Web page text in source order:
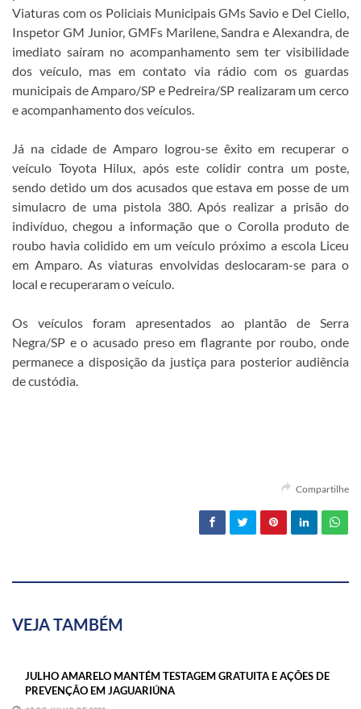
Viaturas com os Policiais Municipais GMs Savio e Del Ciello,
Inspetor GM Junior, GMFs Marilene, Sandra e Alexandra, de
imediato saíram no acompanhamento sem ter visibilidade
dos veículo, mas em contato via rádio com os guardas
municipais de Amparo/SP e Pedreira/SP realizaram um cerco
e acompanhamento dos veículos.
Já na cidade de Amparo logrou-se êxito em recuperar o
veículo Toyota Hilux, após este colidir contra um poste,
sendo detido um dos acusados que estava em posse de um
simulacro de uma pistola 380. Após realizar a prisão do
indivíduo, chegou a informação que o Corolla produto de
roubo havia colidido em um veículo próximo a escola Liceu
em Amparo. As viaturas envolvidas deslocaram-se para o
local e recuperaram o veículo.
Os veículos foram apresentados ao plantão de Serra
Negra/SP e o acusado preso em flagrante por roubo, onde
permanece a disposição da justiça para posterior audiência
de custódia.
Compartilhe
VEJA TAMBÉM
JULHO AMARELO MANTÉM TESTAGEM GRATUITA E AÇÕES DE
PREVENÇÃO EM JAGUARIÚNA